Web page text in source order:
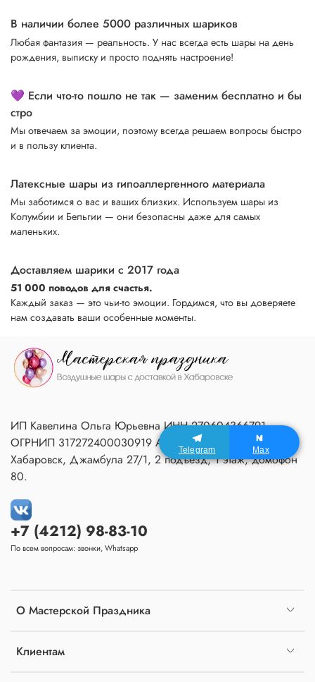
В наличии более 5000 различных шариков
Любая фантазия — реальность. У нас всегда есть шары на день
рождения, выписку и просто поднять настроение!
💜 Если что-то пошло не так — заменим бесплатно и бы
стро
Мы отвечаем за эмоции, поэтому всегда решаем вопросы быстро
и в пользу клиента.
Латексные шары из гипоаллергенного материала
Мы заботимся о вас и ваших близких. Используем шары из
Колумбии и Бельгии — они безопасны даже для самых
маленьких.
Доставляем шарики с 2017 года
51 000 поводов для счастья.
Каждый заказ — это чьи-то эмоции. Гордимся, что вы доверяете
нам создавать ваши особенные моменты.
О Мастерской Праздника
Клиентам
+7 (4212) 98-83-10
По всем вопросам: звонки, Whatsapp
ИП Кавелина Ольга Юрьевна ИНН 270604366791
ОГРНИП 317272400030919 Адрес Мастерской:
Хабаровск, Джамбула 27/1, 2 подъезд, 1 этаж, домофон
80.
Telegram Max